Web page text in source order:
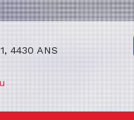
4430 ANS